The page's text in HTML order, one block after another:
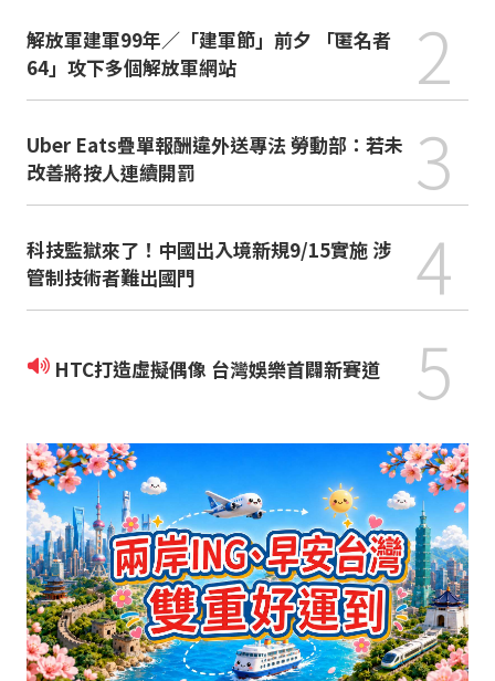
解放軍建軍99年／「建軍節」前夕 「匿名者
64」攻下多個解放軍網站
2
Uber Eats疊單報酬違外送專法 勞動部：若未
改善將按人連續開罰
3
科技監獄來了！中國出入境新規9/15實施 涉
管制技術者難出國門
4
HTC打造虛擬偶像 台灣娛樂首闢新賽道 5